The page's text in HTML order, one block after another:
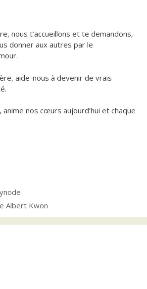
nous t’accueillons et te demandons,
donner aux autres par le
aide-nous à devenir de vrais
nos cœurs aujourd’hui et chaque
Albert Kwon